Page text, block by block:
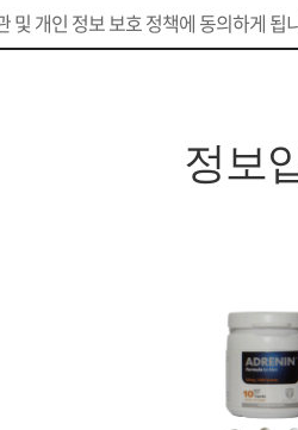
및 개인 정보 보호 정책에 동의하게 됩
정보